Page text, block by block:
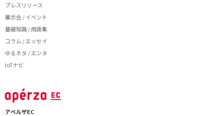
プレスリリース
展示会 / イベント
基礎知識 / 用語集
コラム / エッセイ
ゆるネタ / エンタ
IoTナビ
アペルザEC